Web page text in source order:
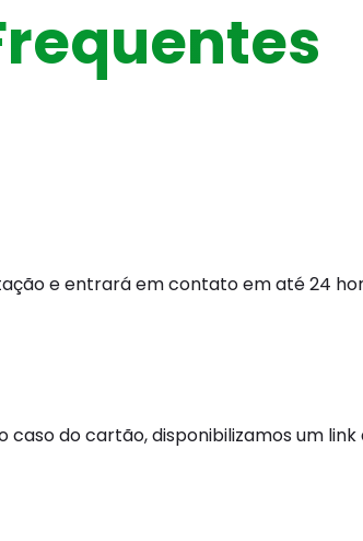
e entrará em contato em até 24
do cartão, disponibilizamos um